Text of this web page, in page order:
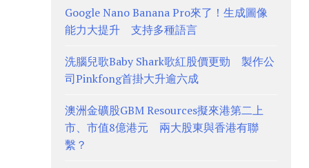
Google Nano Banana Pro來了！生成圖像
能力大提升 支持多種語言
洗腦兒歌Baby Shark歌紅股價更勁 製作公
司Pinkfong首掛大升逾六成
澳洲金礦股GBM Resources擬來港第二上
市、市值8億港元 兩大股東與香港有聯
繫？